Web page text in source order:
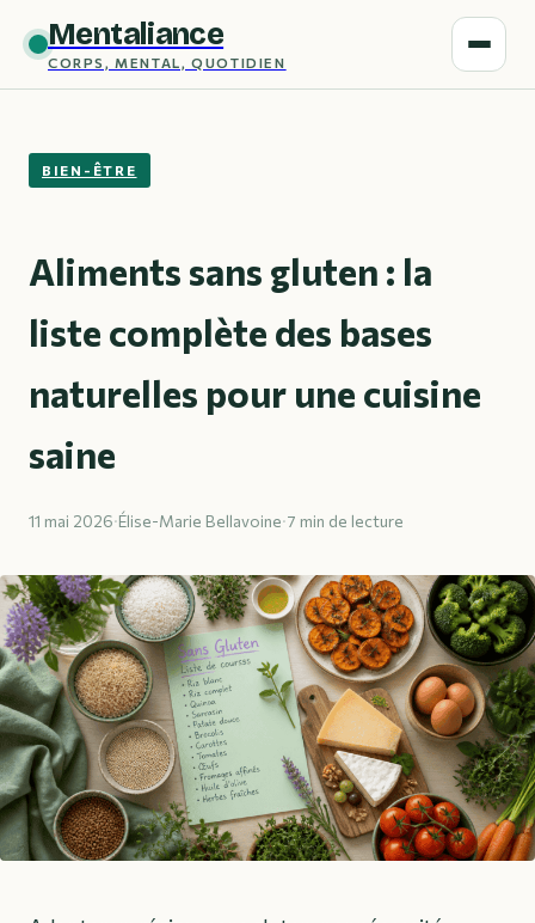
Mentaliance
CORPS, MENTAL, QUOTIDIEN
BIEN-ÊTRE
Aliments sans gluten : la
liste complète des bases
naturelles pour une cuisine
saine
11 mai 2026·Élise-Marie Bellavoine·7 min de lecture